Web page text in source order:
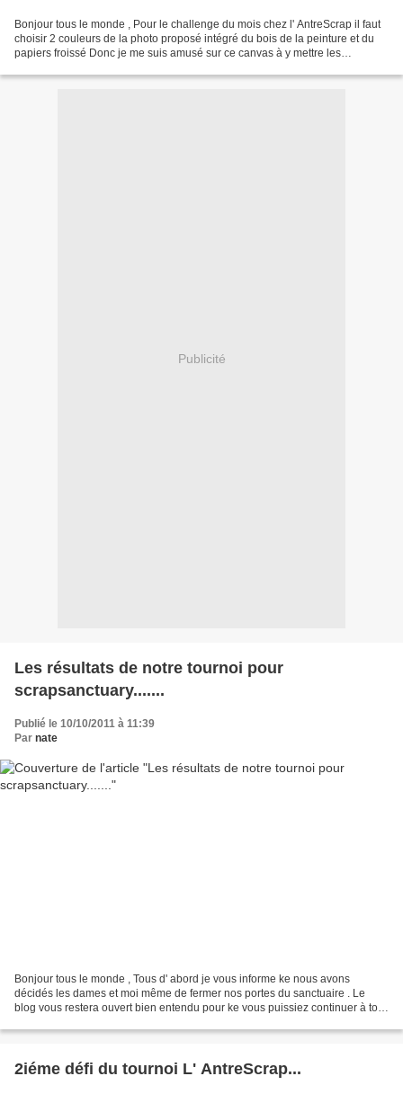
Bonjour tous le monde , Pour le challenge du mois chez l' AntreScrap il faut
choisir 2 couleurs de la photo proposé intégré du bois de la peinture et du
papiers froissé Donc je me suis amusé sur ce canvas à y mettre les
Publicité
Les résultats de notre tournoi pour
scrapsanctuary.......
Publié le 10/10/2011 à 11:39
Par nate
Bonjour tous le monde , Tous d' abord je vous informe ke nous avons
décidés les dames et moi même de fermer nos portes du sanctuaire . Le
blog vous restera ouvert bien entendu pour ke vous puissiez continuer à tout
2iéme défi du tournoi L' AntreScrap...